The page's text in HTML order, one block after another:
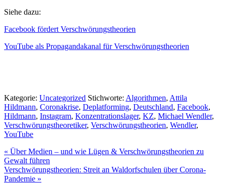
Siehe dazu:
Facebook fördert Verschwörungstheorien
YouTube als Propagandakanal für Verschwörungstheorien
Kategorie: Uncategorized Stichworte: Algorithmen, Attila
Hildmann, Coronakrise, Deplatforming, Deutschland, Facebook,
Hildmann, Instagram, Konzentrationslager, KZ, Michael Wendler,
Verschwörungstheoretiker, Verschwörungstheorien, Wendler,
YouTube
Vorheriger
Beitrag:
« Über Medien – und wie Lügen & Verschwörungstheorien zu
Gewalt führen
Nächster
Beitrag:
Verschwörungstheorien: Streit an Waldorfschulen über Corona-
Pandemie »